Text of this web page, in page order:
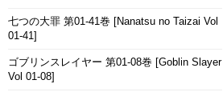
七つの大罪 第01-41巻 [Nanatsu no Taizai Vol
01-41]
ゴブリンスレイヤー 第01-08巻 [Goblin Slayer
Vol 01-08]